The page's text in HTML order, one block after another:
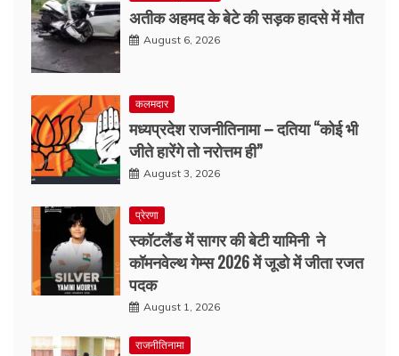
अतीक अहमद के बेटे की सड़क हादसे में मौत
August 6, 2026
कलमदार
मध्यप्रदेश राजनीतिनामा – दतिया “कोई भी
जीते हारेंगे तो नरोत्तम ही”
August 3, 2026
प्रेरणा
स्कॉटलैंड में सागर की बेटी यामिनी ने
कॉमनवेल्थ गेम्स 2026 में जूडो में जीता रजत
पदक
August 1, 2026
राजनीतिनामा